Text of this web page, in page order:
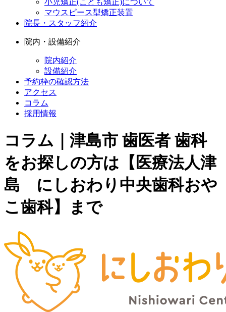
小児矯正(こども矯正)について
マウスピース型矯正装置
院長・スタッフ紹介
院内・設備紹介
院内紹介
設備紹介
予約枠の確認方法
アクセス
コラム
採用情報
コラム｜津島市 歯医者 歯科
をお探しの方は【医療法人津
島 にしおわり中央歯科おや
こ歯科】まで